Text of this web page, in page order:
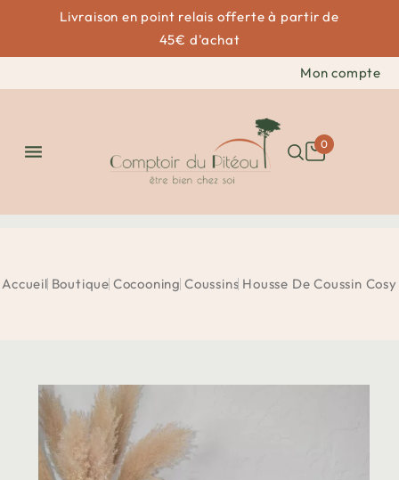
Livraison en point relais offerte à partir de
45€ d'achat
Mon compte
 0
Accueil Boutique Cocooning Coussins Housse De Coussin Cosy